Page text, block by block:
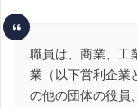
職員は、商業、工
業（以下営利企業
の他の団体の役員